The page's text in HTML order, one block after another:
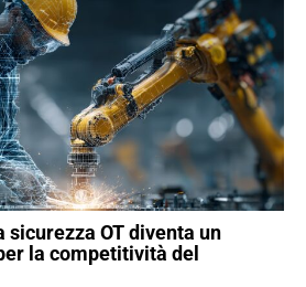
sicurezza OT diventa un
la competitività del